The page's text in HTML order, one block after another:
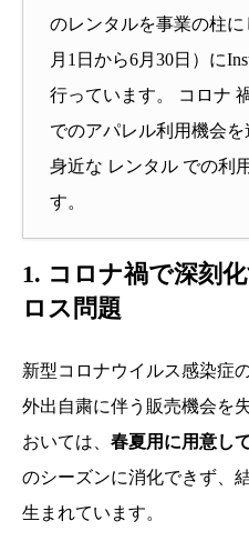
のレンタルを事業の柱
月1日から6月30日）に
行っています。 コロナ
でのアパレル利用機会を
身近な レンタル での利
す。
1. コロナ禍で深刻
ロス問題
新型コロナウイルス感染症
外出自粛に伴う販売機会を
おいては、 春夏用に用意し
のシーズンに消化できず、
生まれています。